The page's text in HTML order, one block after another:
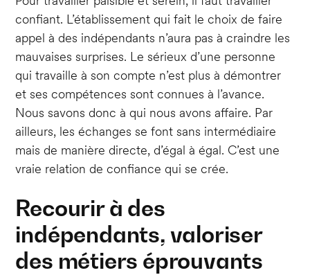
confiant. L’établissement qui fait le choix de faire
appel à des indépendants n’aura pas à craindre les
mauvaises surprises. Le sérieux d’une personne
qui travaille à son compte n’est plus à démontrer
et ses compétences sont connues à l’avance.
Nous savons donc à qui nous avons affaire. Par
ailleurs, les échanges se font sans intermédiaire
mais de manière directe, d’égal à égal. C’est une
vraie relation de confiance qui se crée.
Recourir à des
indépendants, valoriser
des métiers éprouvants